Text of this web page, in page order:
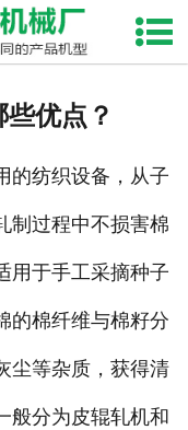
网站首页
资质荣誉
发货现场
视频中心
优点？
的纺织设备，从子
制过程中不损害棉
用于手工采摘种子
的棉纤维与棉籽分
尘等杂质，获得清
般分为皮辊轧机和